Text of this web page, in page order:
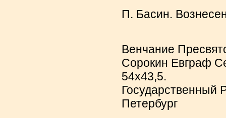
П. Басин.
Венчание
Сорокин Евграф
54х43,5.
Государственный
Петербург